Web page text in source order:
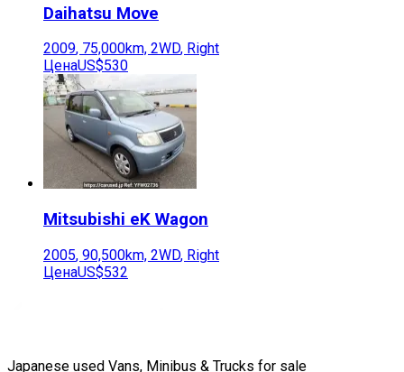
Daihatsu Move
2009, 75,000km, 2WD, Right
ЦенаUS$530
Mitsubishi eK Wagon
2005, 90,500km, 2WD, Right
ЦенаUS$532
Japanese used Vans, Minibus & Trucks for sale